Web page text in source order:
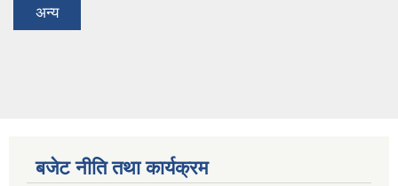
अन्य
बजेट नीति तथा कार्यक्रम